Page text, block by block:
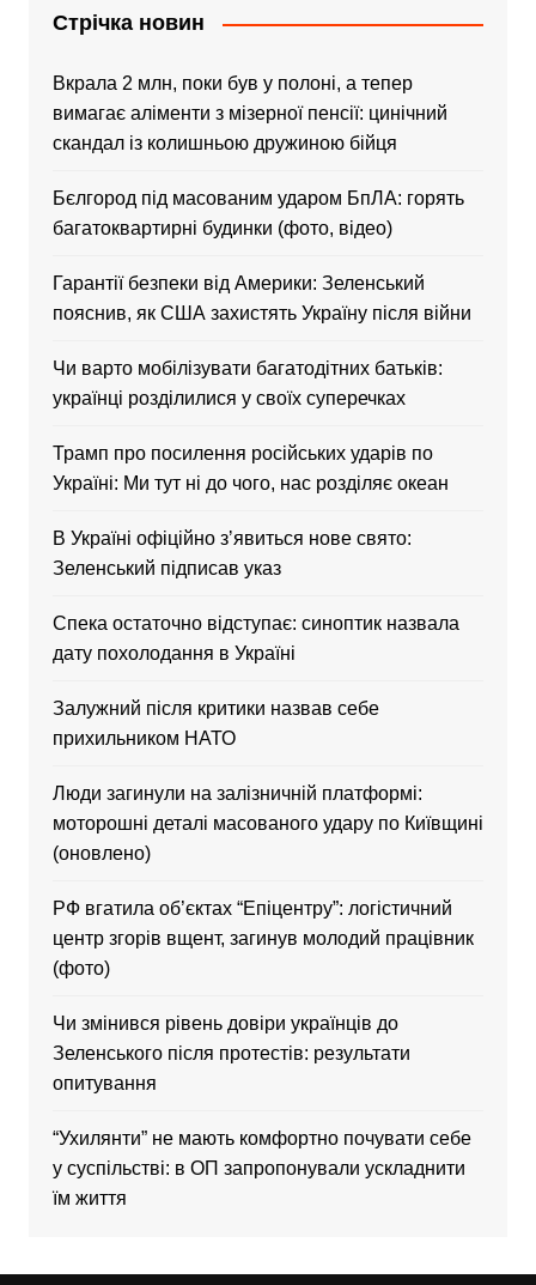
Стрічка новин
Вкрала 2 млн, поки був у полоні, а тепер
вимагає аліменти з мізерної пенсії: цинічний
скандал із колишньою дружиною бійця
Бєлгород під масованим ударом БпЛА: горять
багатоквартирні будинки (фото, відео)
Гарантії безпеки від Америки: Зеленський
пояснив, як США захистять Україну після війни
Чи варто мобілізувати багатодітних батьків:
українці розділилися у своїх суперечках
Трамп про посилення російських ударів по
Україні: Ми тут ні до чого, нас розділяє океан
В Україні офіційно зʼявиться нове свято:
Зеленський підписав указ
Спека остаточно відступає: синоптик назвала
дату похолодання в Україні
Залужний після критики назвав себе
прихильником НАТО
Люди загинули на залізничній платформі:
моторошні деталі масованого удару по Київщині
(оновлено)
РФ вгатила об’єктах “Епіцентру”: логістичний
центр згорів вщент, загинув молодий працівник
(фото)
Чи змінився рівень довіри українців до
Зеленського після протестів: результати
опитування
“Ухилянти” не мають комфортно почувати себе
у суспільстві: в ОП запропонували ускладнити
їм життя